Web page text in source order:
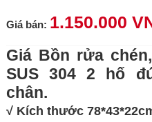
Giá bán: 1.150.000
Giá Bồn rửa
SUS 304 2 hố
chân.
√ Kích thước